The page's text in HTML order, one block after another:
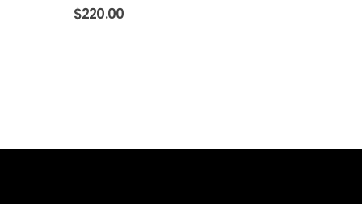
$220.00